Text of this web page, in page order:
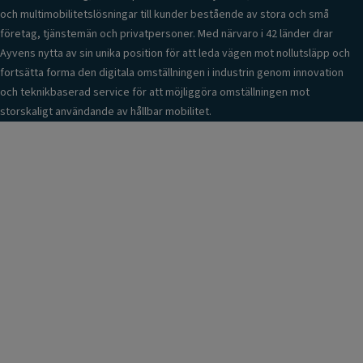
och multimobilitetslösningar till kunder bestående av stora och små
företag, tjänstemän och privatpersoner. Med närvaro i 42 länder drar
Ayvens nytta av sin unika position för att leda vägen mot nollutsläpp och
fortsätta forma den digitala omställningen i industrin genom innovation
och teknikbaserad service för att möjliggöra omställningen mot
storskaligt användande av hållbar mobilitet.